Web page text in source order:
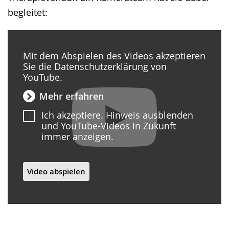
begleitet:
Mit dem Abspielen des Videos akzeptieren
Sie die Datenschutzerklärung von
YouTube.
Mehr erfahren
Ich akzeptiere. Hinweis ausblenden
und YouTube-Videos in Zukunft
immer anzeigen.
Video abspielen